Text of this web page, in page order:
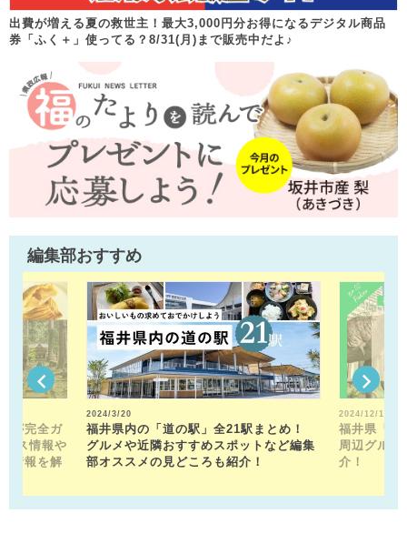
出費が増える夏の救世主！最大3,000円分お得になるデジタル商品
券「ふく＋」使ってる？8/31(月)まで販売中だよ♪
編集部おすすめ
が完全ガ
ス情報や
情報を解
2024/3/20
福井県内の「道の駅」全21駅まとめ！
グルメや近隣おすすめスポットなど編集
部オススメの見どころも紹介！
2024/12/13
福井県「福
周辺グルメ
介！